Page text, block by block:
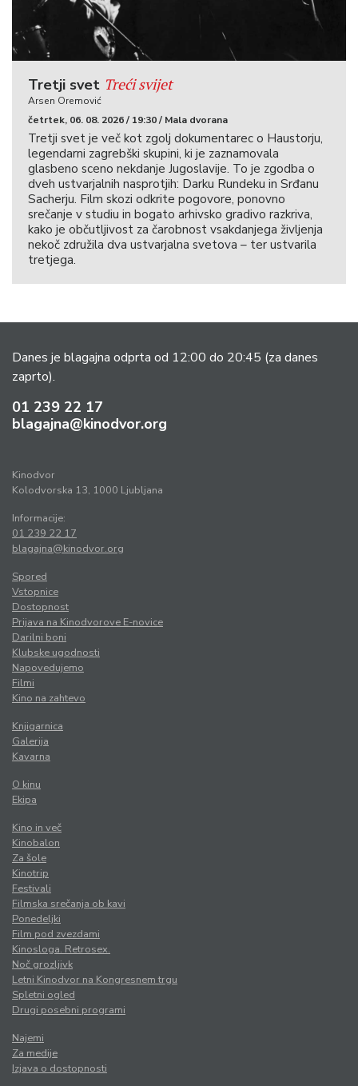
Tretji svet Treći svijet
Arsen Oremović
četrtek, 06. 08. 2026 / 19:30 / Mala dvorana
Tretji svet je več kot zgolj dokumentarec o Haustorju,
legendarni zagrebški skupini, ki je zaznamovala
glasbeno sceno nekdanje Jugoslavije. To je zgodba o
dveh ustvarjalnih nasprotjih: Darku Rundeku in Srđanu
Sacherju. Film skozi odkrite pogovore, ponovno
srečanje v studiu in bogato arhivsko gradivo razkriva,
kako je občutljivost za čarobnost vsakdanjega življenja
nekoč združila dva ustvarjalna svetova – ter ustvarila
tretjega.
Danes je blagajna odprta od 12:00 do 20:45 (za danes
zaprto).
01 239 22 17
blagajna@kinodvor.org
Kinodvor
Kolodvorska 13, 1000 Ljubljana
Informacije:
01 239 22 17
blagajna@kinodvor.org
Spored
Vstopnice
Dostopnost
Prijava na Kinodvorove E-novice
Darilni boni
Klubske ugodnosti
Napovedujemo
Filmi
Kino na zahtevo
Knjigarnica
Galerija
Kavarna
O kinu
Ekipa
Kino in več
Kinobalon
Za šole
Kinotrip
Festivali
Filmska srečanja ob kavi
Ponedeljki
Film pod zvezdami
Kinosloga. Retrosex.
Noč grozljivk
Letni Kinodvor na Kongresnem trgu
Spletni ogled
Drugi posebni programi
Najemi
Za medije
Izjava o dostopnosti